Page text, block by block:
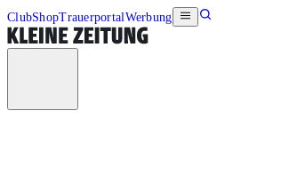
ClubShopTrauerportalWerbung